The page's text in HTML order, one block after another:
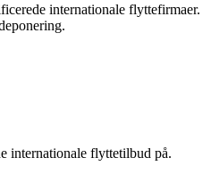
internationale flyttefirmaer.
internationale flyttetilbud på.